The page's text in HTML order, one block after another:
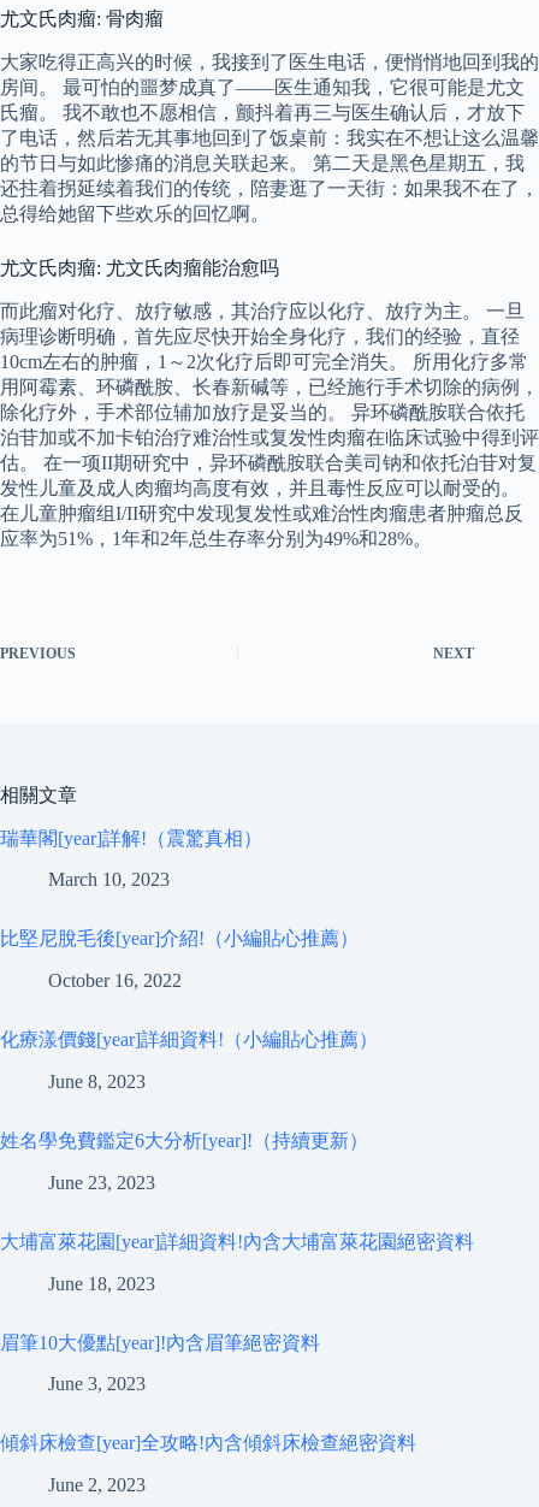
尤文氏肉瘤: 骨肉瘤
大家吃得正高兴的时候，我接到了医生电话，便悄悄地回到我的
房间。 最可怕的噩梦成真了——医生通知我，它很可能是尤文
氏瘤。 我不敢也不愿相信，颤抖着再三与医生确认后，才放下
了电话，然后若无其事地回到了饭桌前：我实在不想让这么温馨
的节日与如此惨痛的消息关联起来。 第二天是黑色星期五，我
还拄着拐延续着我们的传统，陪妻逛了一天街：如果我不在了，
总得给她留下些欢乐的回忆啊。
尤文氏肉瘤: 尤文氏肉瘤能治愈吗
而此瘤对化疗、放疗敏感，其治疗应以化疗、放疗为主。 一旦
病理诊断明确，首先应尽快开始全身化疗，我们的经验，直径
10cm左右的肿瘤，1～2次化疗后即可完全消失。 所用化疗多常
用阿霉素、环磷酰胺、长春新碱等，已经施行手术切除的病例，
除化疗外，手术部位辅加放疗是妥当的。 异环磷酰胺联合依托
泊苷加或不加卡铂治疗难治性或复发性肉瘤在临床试验中得到评
估。 在一项II期研究中，异环磷酰胺联合美司钠和依托泊苷对复
发性儿童及成人肉瘤均高度有效，并且毒性反应可以耐受的。
在儿童肿瘤组I/II研究中发现复发性或难治性肉瘤患者肿瘤总反
应率为51%，1年和2年总生存率分别为49%和28%。
PREVIOUS NEXT
相關文章
瑞華閣[year]詳解!（震驚真相）
March 10, 2023
比堅尼脫毛後[year]介紹!（小編貼心推薦）
October 16, 2022
化療漾價錢[year]詳細資料!（小編貼心推薦）
June 8, 2023
姓名學免費鑑定6大分析[year]!（持續更新）
June 23, 2023
大埔富萊花園[year]詳細資料!內含大埔富萊花園絕密資料
June 18, 2023
眉筆10大優點[year]!內含眉筆絕密資料
June 3, 2023
傾斜床檢查[year]全攻略!內含傾斜床檢查絕密資料
June 2, 2023